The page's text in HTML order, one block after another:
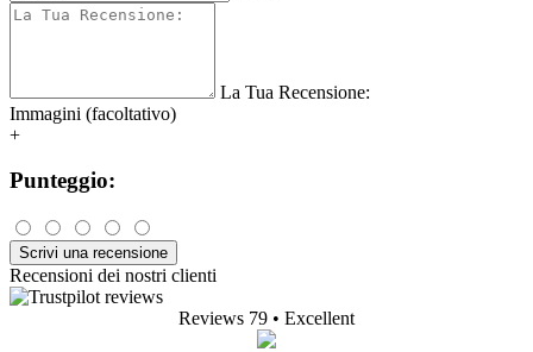
La Tua Recensione:
Immagini (facoltativo)
+
Punteggio:
Scrivi una recensione
Recensioni dei nostri clienti
Reviews 79 • Excellent